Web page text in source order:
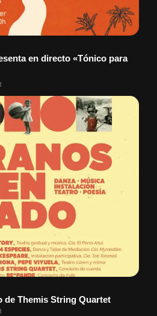
en directo «Tónico para
de Themis String Quartet